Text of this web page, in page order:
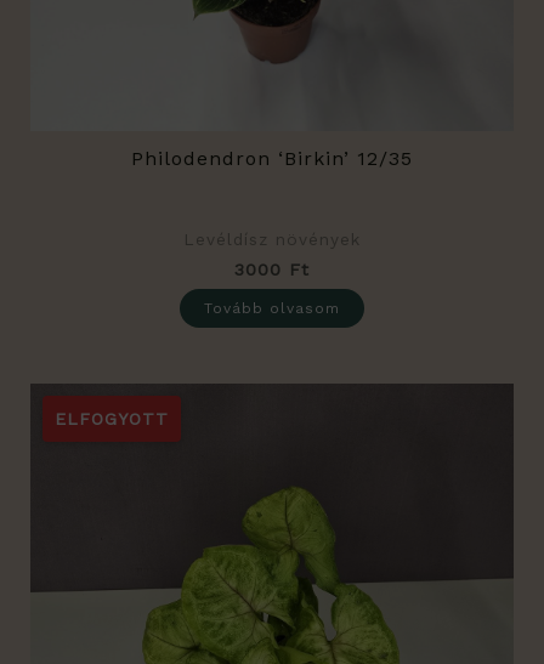
Philodendron ‘Birkin’ 12/35
Levéldísz növények
3000 Ft
Tovább olvasom
ELFOGYOTT